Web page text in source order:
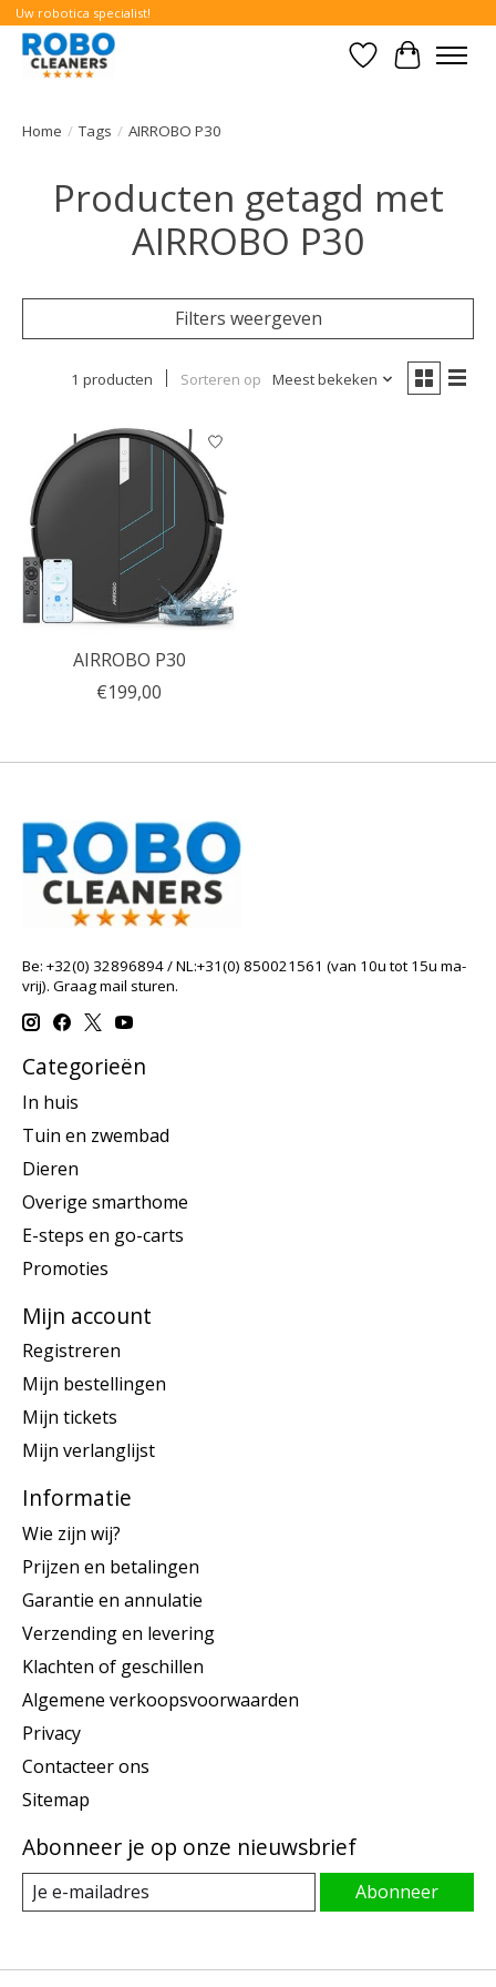
Uw robotica specialist!
Verlanglijst
Home / Tags / AIRROBO P30
Producten getagd met
AIRROBO P30
Filters weergeven
1 producten Sorteren op Meest bekeken
AIRROBO P30
€199,00
Be: +32(0) 32896894 / NL:+31(0) 850021561 (van 10u tot 15u ma-
vrij). Graag mail sturen.
Categorieën
In huis
Tuin en zwembad
Dieren
Overige smarthome
E-steps en go-carts
Promoties
Mijn account
Registreren
Mijn bestellingen
Mijn tickets
Mijn verlanglijst
Informatie
Wie zijn wij?
Prijzen en betalingen
Garantie en annulatie
Verzending en levering
Klachten of geschillen
Algemene verkoopsvoorwaarden
Privacy
Contacteer ons
Sitemap
Abonneer je op onze nieuwsbrief
Abonneer